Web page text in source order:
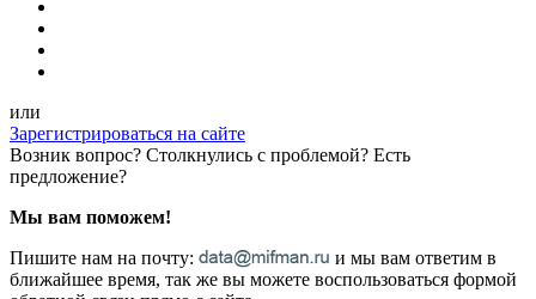
или
Зарегистрироваться на сайте
Возник вопрос? Столкнулись с проблемой? Есть
предложение?
Мы вам поможем!
Пишите нам на почту:
и мы вам ответим в
ближайшее время, так же вы можете воспользоваться формой